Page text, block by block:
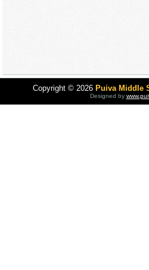
Copyright © 2026 Puiva Middle
Designed by